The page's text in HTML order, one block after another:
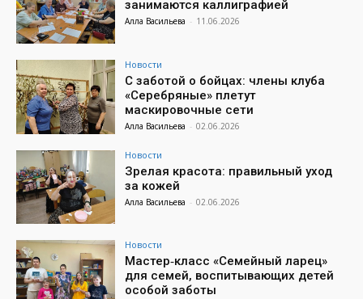
занимаются каллиграфией
Алла Васильева - 11.06.2026
Новости
С заботой о бойцах: члены клуба
«Серебряные» плетут
маскировочные сети
Алла Васильева - 02.06.2026
Новости
Зрелая красота: правильный уход
за кожей
Алла Васильева - 02.06.2026
Новости
Мастер‑класс «Семейный ларец»
для семей, воспитывающих детей
особой заботы